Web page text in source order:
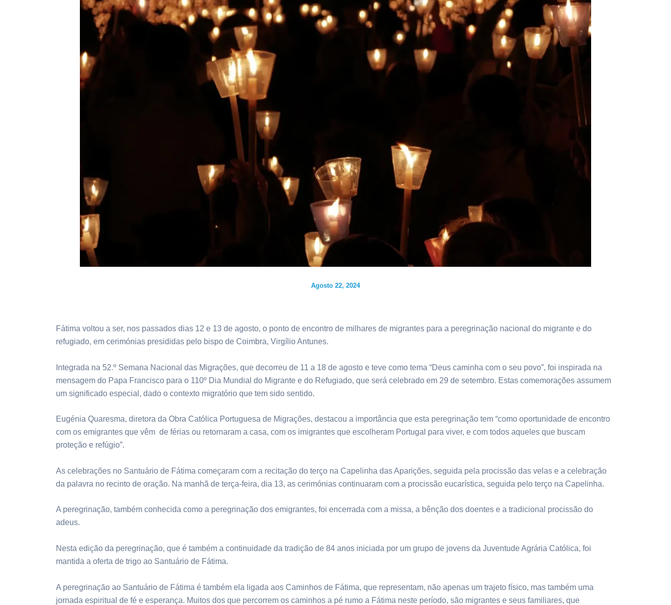
Agosto 22, 2024
Fátima voltou a ser, nos passados dias 12 e 13 de agosto, o ponto de encontro de milhares de migrantes para a peregrinação nacional do migrante e do
refugiado, em cerimónias presididas pelo bispo de Coimbra, Virgílio Antunes.
Integrada na 52.º Semana Nacional das Migrações, que decorreu de 11 a 18 de agosto e teve como tema “Deus caminha com o seu povo”, foi inspirada na
mensagem do Papa Francisco para o 110º Dia Mundial do Migrante e do Refugiado, que será celebrado em 29 de setembro. Estas comemorações assumem
um significado especial, dado o contexto migratório que tem sido sentido.
Eugénia Quaresma, diretora da Obra Católica Portuguesa de Migrações, destacou a importância que esta peregrinação tem “como oportunidade de encontro
com os emigrantes que vêm de férias ou retornaram a casa, com os imigrantes que escolheram Portugal para viver, e com todos aqueles que buscam
proteção e refúgio”.
As celebrações no Santuário de Fátima começaram com a recitação do terço na Capelinha das Aparições, seguida pela procissão das velas e a celebração
da palavra no recinto de oração. Na manhã de terça-feira, dia 13, as cerimónias continuaram com a procissão eucarística, seguida pelo terço na Capelinha.
A peregrinação, também conhecida como a peregrinação dos emigrantes, foi encerrada com a missa, a bênção dos doentes e a tradicional procissão do
adeus.
Nesta edição da peregrinação, que é também a continuidade da tradição de 84 anos iniciada por um grupo de jovens da Juventude Agrária Católica, foi
mantida a oferta de trigo ao Santuário de Fátima.
A peregrinação ao Santuário de Fátima é também ela ligada aos Caminhos de Fátima, que representam, não apenas um trajeto físico, mas também uma
jornada espiritual de fé e esperança. Muitos dos que percorrem os caminhos a pé rumo a Fátima neste período, são migrantes e seus familiares, que